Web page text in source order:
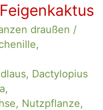
draußen /
,
, Dactylopius
,
, Nutzpflanze,